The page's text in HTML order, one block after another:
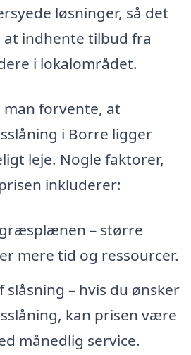
løsninger, så det
indhente tilbud fra
i lokalområdet.
man forvente, at
i Borre ligger
leje. Nogle faktorer,
inkluderer:
– større
mere tid og ressourcer.
slåsning – hvis du ønsker
kan prisen være
månedlig service.